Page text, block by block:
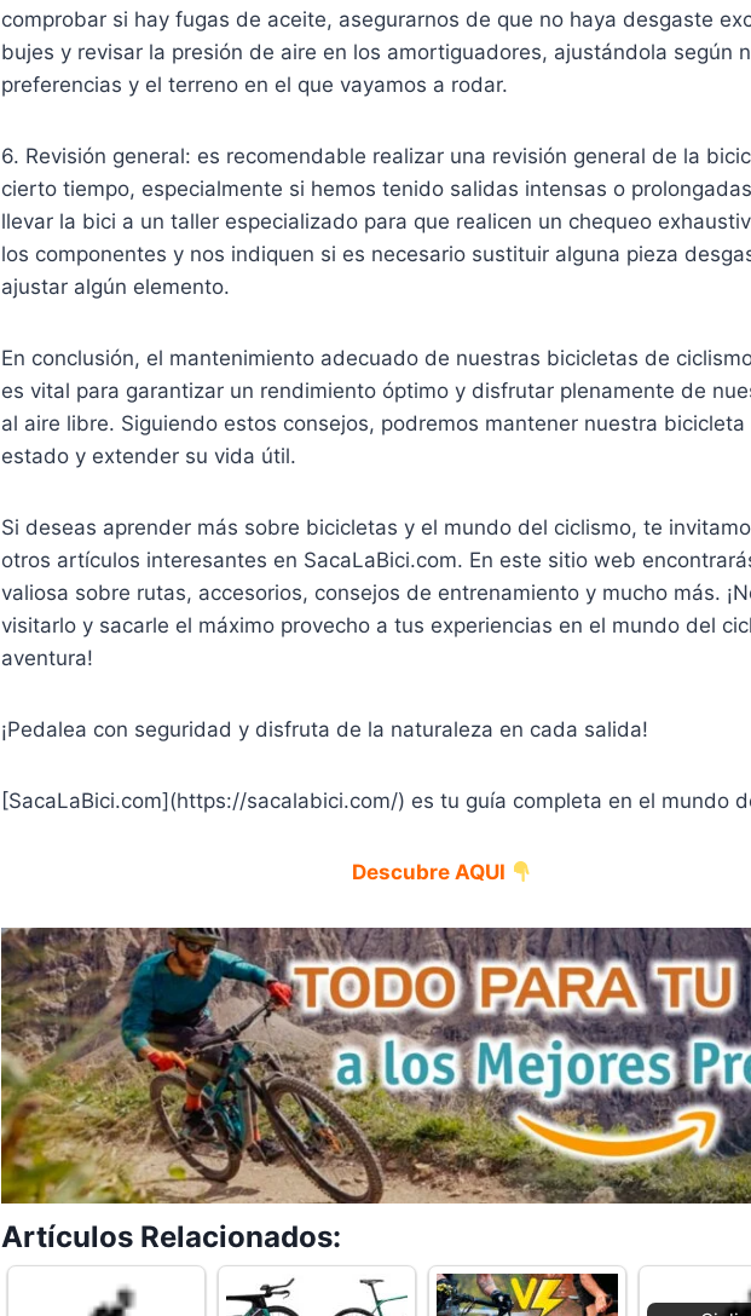
comprobar si hay fugas de aceite, asegurarnos de que no haya desgaste
bujes y revisar la presión de aire en los amortiguadores, ajustándola según
preferencias y el terreno en el que vayamos a rodar.
6. Revisión general: es recomendable realizar una revisión general de la
cierto tiempo, especialmente si hemos tenido salidas intensas o
llevar la bici a un taller especializado para que realicen un chequeo
los componentes y nos indiquen si es necesario sustituir alguna pieza
ajustar algún elemento.
En conclusión, el mantenimiento adecuado de nuestras bicicletas de
es vital para garantizar un rendimiento óptimo y disfrutar plenamente de
al aire libre. Siguiendo estos consejos, podremos mantener nuestra
estado y extender su vida útil.
Si deseas aprender más sobre bicicletas y el mundo del ciclismo, te
otros artículos interesantes en SacaLaBici.com. En este sitio web
valiosa sobre rutas, accesorios, consejos de entrenamiento y mucho más.
visitarlo y sacarle el máximo provecho a tus experiencias en el mundo del
aventura!
¡Pedalea con seguridad y disfruta de la naturaleza en cada salida!
[SacaLaBici.com](https://sacalabici.com/) es tu guía completa en el mundo
Descubre AQUI
Artículos Relacionados: